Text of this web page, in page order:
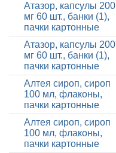
Атазор, капсулы 200
мг 60 шт., банки (1),
пачки картонные
Атазор, капсулы 200
мг 60 шт., банки (1),
пачки картонные
Алтея сироп, сироп
100 мл, флаконы,
пачки картонные
Алтея сироп, сироп
100 мл, флаконы,
пачки картонные